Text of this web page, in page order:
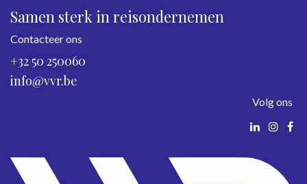
Samen sterk in reisondernemen
Contacteer ons
+32 50 250060
info@vvr.be
Volg ons